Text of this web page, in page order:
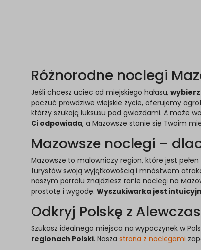
Różnorodne noclegi
Jeśli chcesz uciec od miejskiego hałasu, wybierz
poczuć prawdziwe wiejskie życie, oferujemy
którzy szukają luksusu pod gwiazdami. A może
Ci odpowiada, a Mazowsze stanie się Twoim
Mazowsze noclegi –
Mazowsze to malowniczy region, które jest
turystów swoją wyjątkowością i mnóstwem
naszym portalu znajdziesz tanie noclegi na
prostotę i wygodę. Wyszukiwarka jest
Odkryj Polskę z
Szukasz idealnego miejsca na wypoczynek w
regionach Polski. Nasza strona z noclegami